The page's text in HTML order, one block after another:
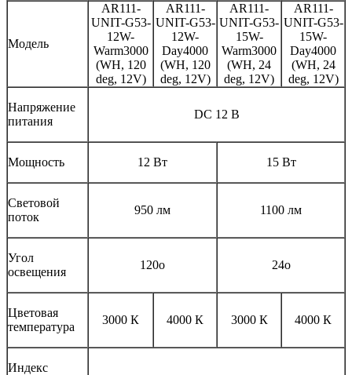
Модель
AR111-
UNIT-G53-
12W-
Warm3000
(WH, 120
deg, 12V)
AR111-
UNIT-G53-
12W-
Day4000
(WH, 120
deg, 12V)
AR111-
UNIT-G53-
15W-
Warm3000
(WH, 24
deg, 12V)
AR111-
UNIT-G53-
15W-
Day4000
(WH, 24
deg, 12V)
Напряжение
питания
DC 12 В
Мощность 12 Вт 15 Вт
Световой
поток
950 лм 1100 лм
Угол
освещения
120o 24o
Цветовая
температура
3000 К 4000 К 3000 К 4000 К
Индекс